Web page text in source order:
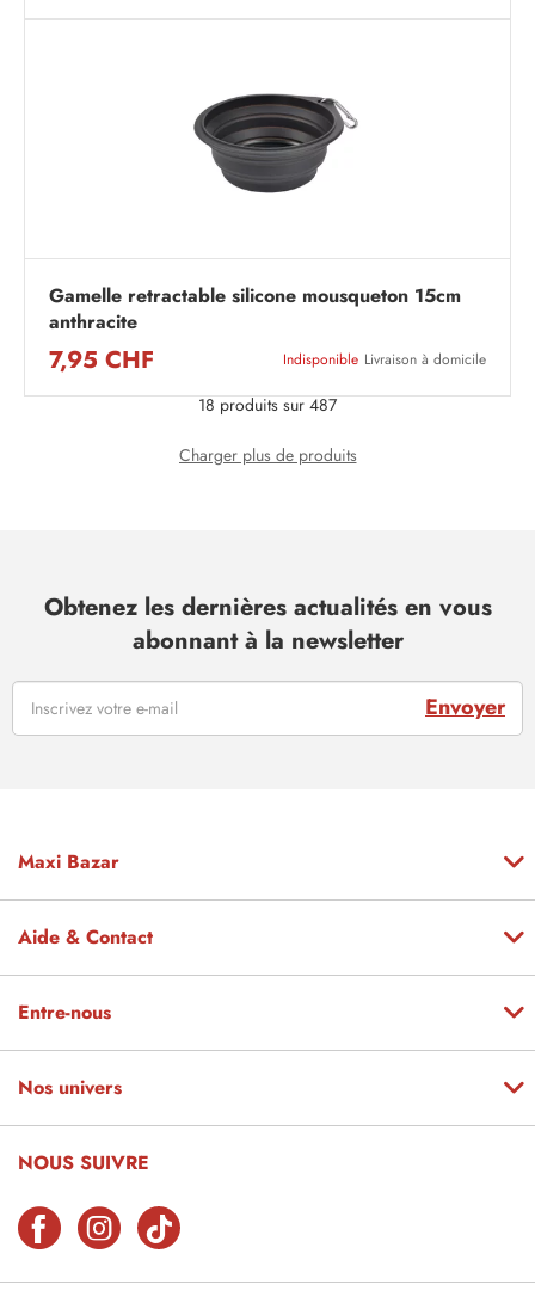
Gamelle retractable silicone mousqueton 15cm
anthracite
7,95 CHF Indisponible Livraison à domicile
18 produits sur 487
Charger plus de produits
Obtenez les dernières actualités en vous
abonnant à la newsletter
Envoyer
Maxi Bazar
Aide & Contact
Entre-nous
Nos univers
NOUS SUIVRE